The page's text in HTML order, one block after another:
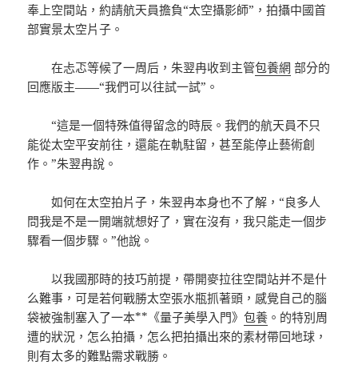
奉上空間站，約請航天員擔負“太空攝影師”，拍攝中國首
部實景太空片子。
在忐忑等候了一周后，朱翌冉收到主管包養網 部分的
回應版主——“我們可以往試一試”。
“這是一個特殊值得留念的時辰。我們的航天員不只
能從太空平安前往，還能在軌駐留，甚至能停止藝術創
作。”朱翌冉說。
如何在太空拍片子，朱翌冉本身也不了解，“良多人
問我是不是一開端就想好了，實在沒有，我只能走一個步
驟看一個步驟。”他說。
以我國那時的技巧前提，帶開麥拉往空間站并不是什
么難事，可是若何戰勝太空張水瓶抓著頭，感覺自己的腦
袋被強制塞入了一本**《量子美學入門》包養 。的特別周
遭的狀況，怎么拍攝，怎么把拍攝出來的素材帶回地球，
則有太多的難點需求戰勝。